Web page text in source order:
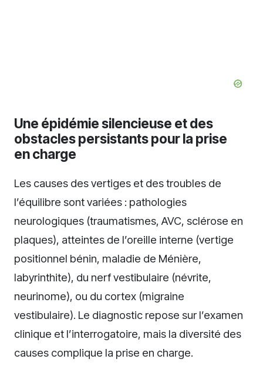
Une épidémie silencieuse et des
obstacles persistants pour la prise
en charge
Les causes des vertiges et des troubles de
l’équilibre sont variées : pathologies
neurologiques (traumatismes, AVC, sclérose en
plaques), atteintes de l’oreille interne (vertige
positionnel bénin, maladie de Ménière,
labyrinthite), du nerf vestibulaire (névrite,
neurinome), ou du cortex (migraine
vestibulaire). Le diagnostic repose sur l’examen
clinique et l’interrogatoire, mais la diversité des
causes complique la prise en charge.